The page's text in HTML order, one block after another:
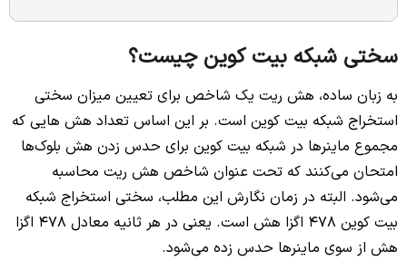
سختی شبکه بیت کوین چیست؟
به زبان ساده، هش ریت یک شاخص برای تعیین میزان سختی
استخراج شبکه بیت کوین است. بر این اساس تعداد هش‌ هایی که
مجموع ماینرها در شبکه بیت کوین برای حدس زدن هش بلوک‌ها
امتحان می‌کنند که تحت عنوان شاخص هش ریت محاسبه
می‌شود. البته در زمان نگارش این مطلب، سختی استخراج شبکه
بیت کوین 478 اگزا هش است. یعنی در هر ثانیه معادل 478 اگزا
هش از سوی ماینرها حدس زده می‌شود.